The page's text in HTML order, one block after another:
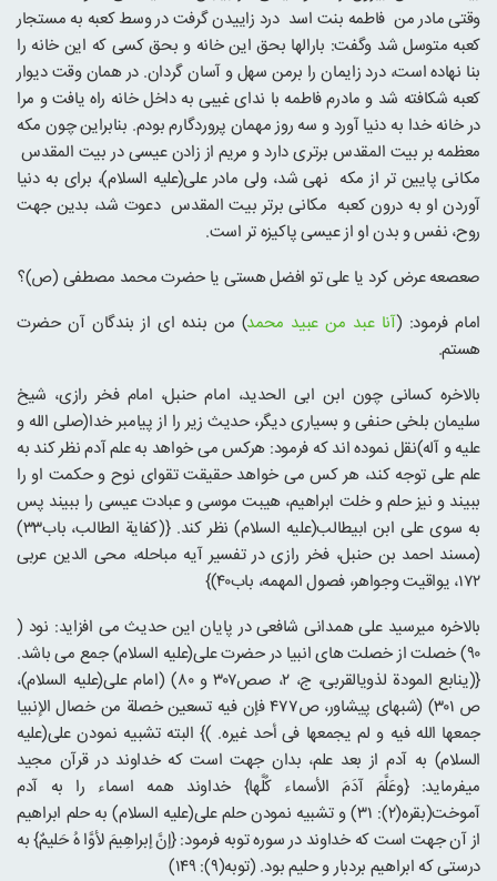
وقتی مادر من فاطمه بنت اسد درد زاییدن گرفت در وسط کعبه به مستجار
کعبه متوسل شد وگفت: بارالها بحق این خانه و بحق کسی که این خانه را
بنا نهاده است، درد زایمان را برمن سهل و آسان گردان. در همان وقت دیوار
کعبه شکافته شد و مادرم فاطمه با ندای غیبی به داخل خانه راه یافت و مرا
در خانه خدا به دنیا آورد و سه روز مهمان پروردگارم بودم. بنابراین چون مکه
معظمه بر بیت المقدس برتری دارد و مریم از زادن عیسی در بیت المقدس
مکانی پایین تر از مکه نهی شد، ولی مادر علی(علیه السلام)، برای به دنیا
آوردن او به درون کعبه مکانی برتر بیت المقدس دعوت شد، بدین جهت
روح، نفس و بدن او از عیسی پاکیزه تر است.
صعصعه عرض کرد یا علی تو افضل هستی یا حضرت محمد مصطفی (ص)؟
امام فرمود: (آنا عبد من عبید محمد) من بنده ای از بندگان آن حضرت
هستم.
بالاخره کسانی چون ابن ابی الحدید، امام حنبل، امام فخر رازی، شیخ
سلیمان بلخی حنفی و بسیاری دیگر، حدیث زیر را از پیامبر خدا(صلی الله و
علیه و آله)نقل نموده اند که فرمود: هرکس می خواهد به علم آدم نظر کند به
علم علی توجه کند، هر کس می خواهد حقیقت تقوای نوح و حکمت او را
ببیند و نیز حلم و خلت ابراهیم، هیبت موسی و عبادت عیسی را ببیند پس
به سوی علی ابن ابیطالب(علیه السلام) نظر کند. {(کفایة الطالب، باب۳۳)
(مسند احمد بن حنبل، فخر رازی در تفسیر آیه مباحله، محی الدین عربی
۱۷۲، یواقیت وجواهر، فصول المهمه، باب۴۰)}
بالاخره میرسید علی همدانی شافعی در پایان این حدیث می افزاید: نود (
۹۰) خصلت از خصلت های انبیا در حضرت علی(علیه السلام) جمع می باشد.
{(ینابع المودة لذویالقربی، ج، ۲، صص۳۰۷ و ۸۰) (امام علی(علیه السلام)،
ص ۳۰۱) (شبهای پیشاور، ص۴۷۷ فإن فیه تسعین خصلة من خصال الإنبیا
جمعها الله فیه و لم یجمعها فی أحد غیره. )} البته تشبیه نمودن علی(علیه
السلام) به آدم از بعد علم، بدان جهت است که خداوند در قرآن مجید
میفرماید: {وعَلَّمَ آدَمَ الأسماء کُلَّها} خداوند همه اسماء را به آدم
آموخت(بقره(۲): ۳۱) و تشبیه نمودن حلم علی(علیه السلام) به حلم ابراهیم
از آن جهت است که خداوند در سوره توبه فرمود: {إنَّ إبراهِیمَ لأوَّا هُ حَلیمٌ} به
درستی که ابراهیم بردبار و حلیم بود. (توبه(۹): ۱۴۹)